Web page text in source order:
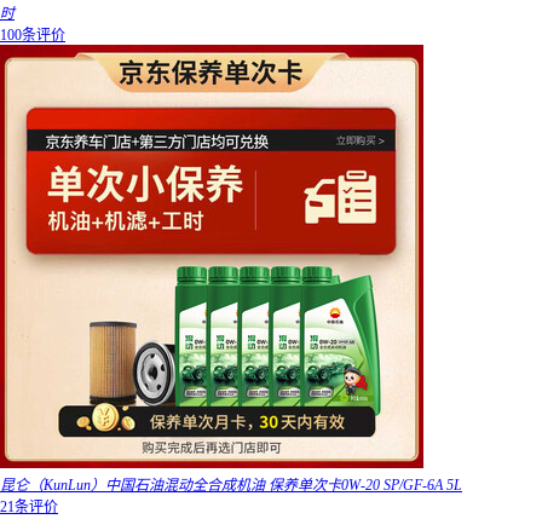
时
100条评价
昆仑（KunLun）中国石油混动全合成机油 保养单次卡0W-20 SP/GF-6A 5L
21条评价